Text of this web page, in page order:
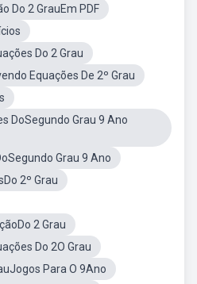
Do 2 GrauEm PDF
Do 2 Grau
Equações De 2º Grau
DoSegundo Grau 9 Ano
Grau 9 Ano
2º Grau
2 Grau
Do 2O Grau
Para O 9Ano